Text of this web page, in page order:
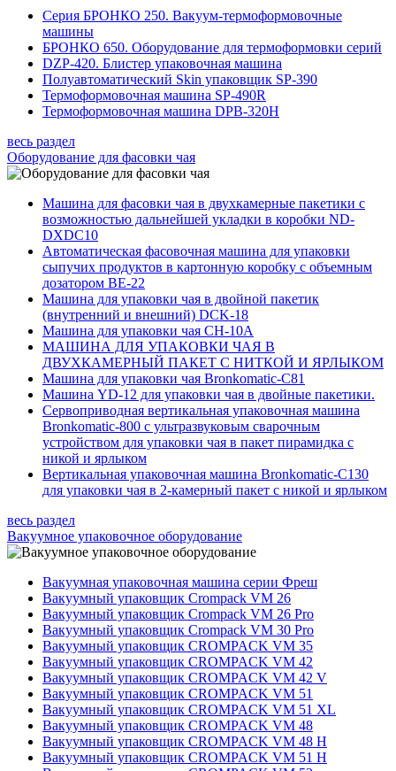
Серия БРОНКО 250. Вакуум-термоформовочные
машины
БРОНКО 650. Оборудование для термоформовки серий
DZP-420. Блистер упаковочная машина
Полуавтоматический Skin упаковщик SP-390
Термоформовочная машина SP-490R
Термоформовочная машина DPB-320H
весь раздел
Оборудование для фасовки чая
Машина для фасовки чая в двухкамерные пакетики с
возможностью дальнейшей укладки в коробки ND-
DXDC10
Автоматическая фасовочная машина для упаковки
сыпучих продуктов в картонную коробку с объемным
дозатором BE-22
Машина для упаковки чая в двойной пакетик
(внутренний и внешний) DCK-18
Машина для упаковки чая CH-10A
МАШИНА ДЛЯ УПАКОВКИ ЧАЯ В
ДВУХКАМЕРНЫЙ ПАКЕТ С НИТКОЙ И ЯРЛЫКОМ
Машина для упаковки чая Bronkomatic-С81
Машина YD-12 для упаковки чая в двойные пакетики.
Сервоприводная вертикальная упаковочная машина
Bronkomatic-800 с ультразвуковым сварочным
устройством для упаковки чая в пакет пирамидка с
никой и ярлыком
Вертикальная упаковочная машина Bronkomatic-C130
для упаковки чая в 2-камерный пакет с никой и ярлыком
весь раздел
Вакуумное упаковочное оборудование
Вакуумная упаковочная машина серии Фреш
Вакуумный упаковщик Crompack VM 26
Вакуумный упаковщик Crompack VM 26 Pro
Вакуумный упаковщик Crompack VM 30 Pro
Вакуумный упаковщик CROMPACK VM 35
Вакуумный упаковщик CROMPACK VM 42
Вакуумный упаковщик CROMPACK VM 42 V
Вакуумный упаковщик CROMPACK VM 51
Вакуумный упаковщик CROMPACK VM 51 XL
Вакуумный упаковщик CROMPACK VM 48
Вакуумный упаковщик CROMPACK VM 48 H
Вакуумный упаковщик CROMPACK VM 51 H